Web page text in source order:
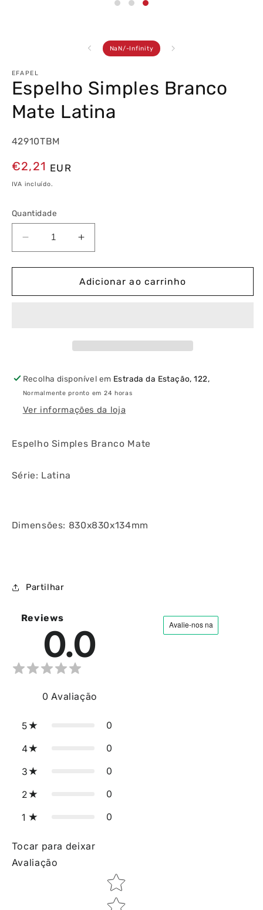
NaN/ de
-Infinity
EFAPEL
Espelho Simples Branco
Mate Latina
42910TBM
Preço
normal
€2,21 EUR
IVA incluído.
Quantidade
Diminuir
a
quantidade
Espelho
Aumentar
a
quantidade
de
Espelho
Adicionar ao carrinho
Recolha disponível em Estrada da Estação, 122,
Normalmente pronto em 24 horas
Ver informações da loja
Espelho Simples Branco Mate
Série: Latina
Dimensões: 830x830x134mm
Partilhar
Reviews
0.0
0 Avaliação
5 0
4 0
3 0
2 0
1 0
Tocar para deixar
Avaliação
Star rating